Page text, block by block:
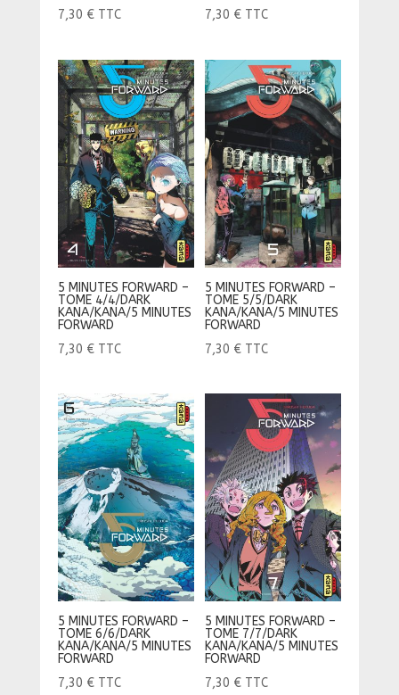
7,30 € TTC
7,30 € TTC
5 MINUTES FORWARD –
TOME 4/4/DARK
KANA/KANA/5 MINUTES
FORWARD
7,30 € TTC
5 MINUTES FORWARD –
TOME 5/5/DARK
KANA/KANA/5 MINUTES
FORWARD
7,30 € TTC
5 MINUTES FORWARD –
TOME 6/6/DARK
KANA/KANA/5 MINUTES
FORWARD
7,30 € TTC
5 MINUTES FORWARD –
TOME 7/7/DARK
KANA/KANA/5 MINUTES
FORWARD
7,30 € TTC